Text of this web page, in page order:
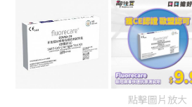
點擊圖片放大